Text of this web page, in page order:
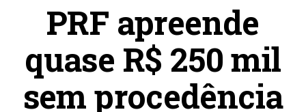
PRF apreende
quase R$ 250 mil
sem procedência